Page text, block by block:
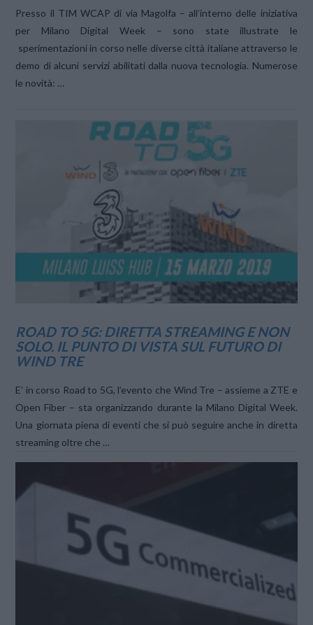
VIEW POST
Presso il TIM WCAP di via Magolfa – all’interno delle iniziativa
per Milano Digital Week – sono state illustrate le
sperimentazioni in corso nelle diverse città italiane attraverso le
demo di alcuni servizi abilitati dalla nuova tecnologia. Numerose
le novità: …
ROAD TO 5G: DIRETTA STREAMING E NON
SOLO. IL PUNTO DI VISTA SUL FUTURO DI
WIND TRE
E’ in corso Road to 5G, l’evento che Wind Tre – assieme a ZTE e
Open Fiber – sta organizzando durante la Milano Digital Week.
Una giornata piena di eventi che si può seguire anche in diretta
streaming oltre che …